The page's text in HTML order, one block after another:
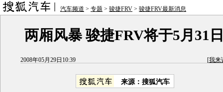
汽车频道 > 专题 > 骏捷FRV > 骏捷FRV最新消息
两厢风暴 骏捷FRV将于5月31
2008年05月29日10:39 [我来
来源：搜狐汽车